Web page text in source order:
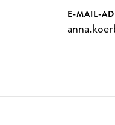
E-MAIL-